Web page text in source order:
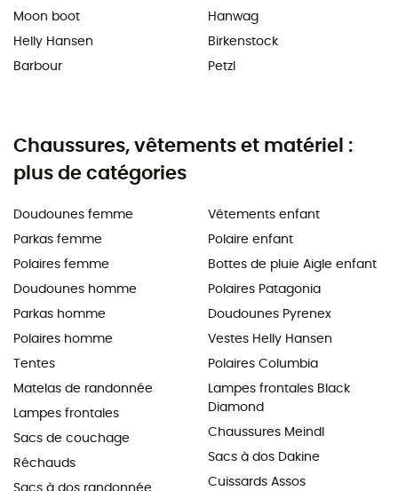
Moon boot
Helly Hansen
Barbour
Hanwag
Birkenstock
Petzl
Chaussures, vêtements et matériel :
plus de catégories
Doudounes femme
Parkas femme
Polaires femme
Doudounes homme
Parkas homme
Polaires homme
Tentes
Matelas de randonnée
Lampes frontales
Sacs de couchage
Réchauds
Sacs à dos randonnée
Vêtements enfant
Polaire enfant
Bottes de pluie Aigle enfant
Polaires Patagonia
Doudounes Pyrenex
Vestes Helly Hansen
Polaires Columbia
Lampes frontales Black
Diamond
Chaussures Meindl
Sacs à dos Dakine
Cuissards Assos